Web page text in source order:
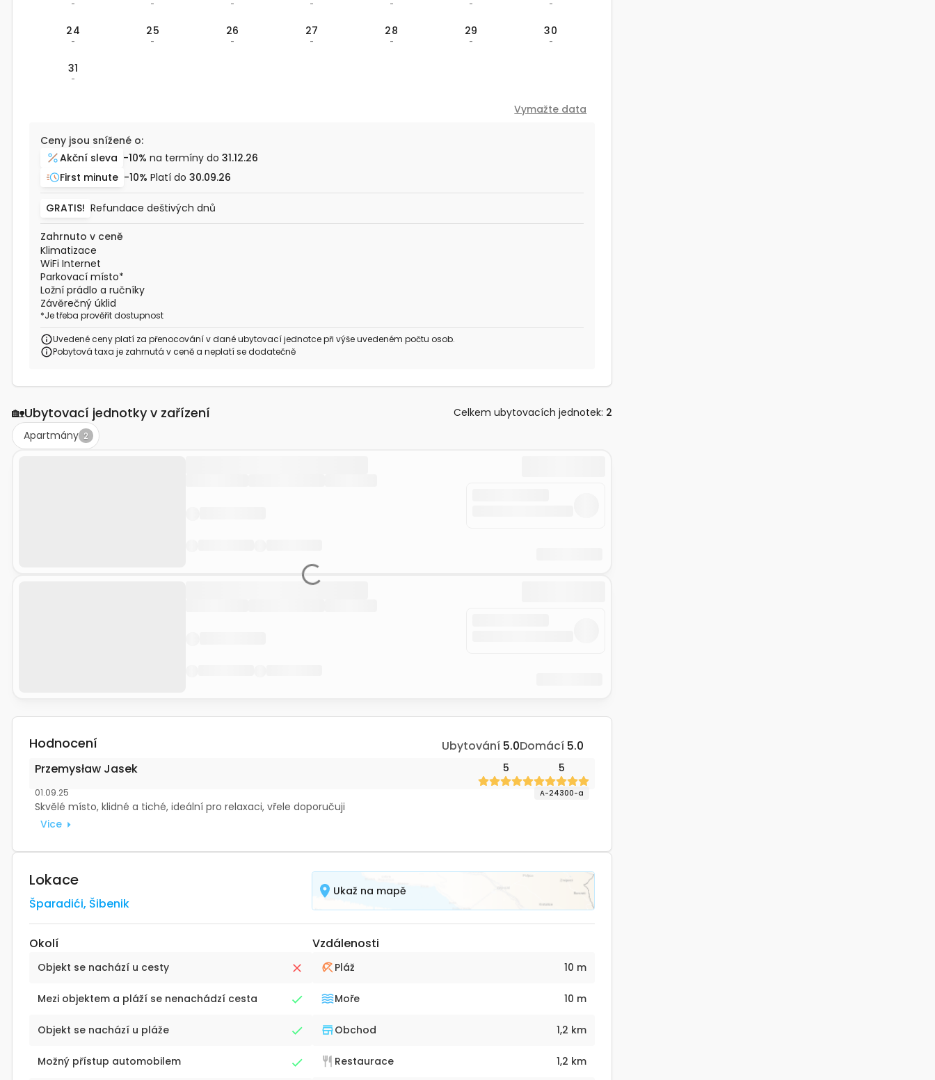
- - - - - - -
24
-
25
-
26
-
27
-
28
-
29
-
30
-
31
-
Vymažte data
Ceny jsou snížené o:
Akční sleva -10% na termíny do 31.12.26
First minute -10% Platí do 30.09.26
GRATIS! Refundace deštivých dnů
Zahrnuto v ceně
Klimatizace
WiFi Internet
Parkovací místo*
Ložní prádlo a ručníky
Závěrečný úklid
*Je třeba prověřit dostupnost
Uvedené ceny platí za přenocování v dané ubytovací jednotce při výše uvedeném počtu osob.
Pobytová taxa je zahrnutá v ceně a neplatí se dodatečně
🏡Ubytovací jednotky v zařízení Celkem ubytovacích jednotek: 2
Apartmány 2
Hodnocení Ubytování 5.0Domácí 5.0
Przemysław Jasek
5 5
01.09.25 A-24300-a
Skvělé místo, klidné a tiché, ideální pro relaxaci, vřele doporučuji
Vice
Lokace
Šparadići, Šibenik
Ukaž na mapě
Okolí
Objekt se nachází u cesty
Mezi objektem a pláží se nenachádzí cesta
Objekt se nachází u pláže
Možný přístup automobilem
Vzdálenosti
Pláž 10 m
Moře 10 m
Obchod 1,2 km
Restaurace 1,2 km